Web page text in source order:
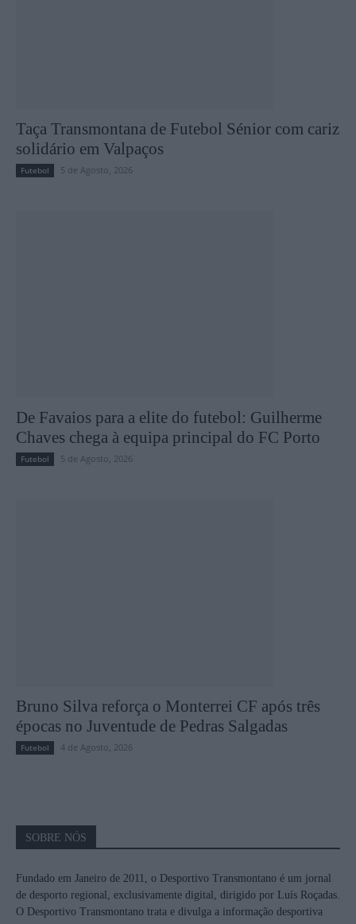
Taça Transmontana de Futebol Sénior com cariz
solidário em Valpaços
Futebol 5 de Agosto, 2026
De Favaios para a elite do futebol: Guilherme
Chaves chega à equipa principal do FC Porto
Futebol 5 de Agosto, 2026
Bruno Silva reforça o Monterrei CF após três
épocas no Juventude de Pedras Salgadas
Futebol 4 de Agosto, 2026
SOBRE NÓS
Fundado em Janeiro de 2011, o Desportivo Transmontano é um jornal
de desporto regional, exclusivamente digital, dirigido por Luís Roçadas.
O Desportivo Transmontano trata e divulga a informação desportiva